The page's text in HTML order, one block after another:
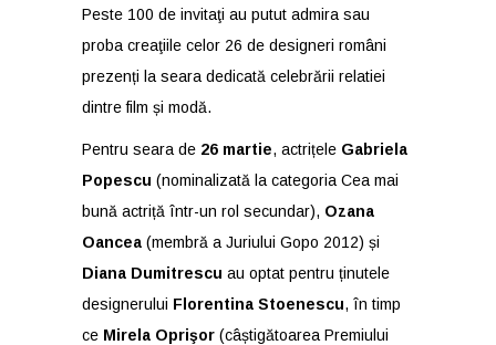
Peste 100 de invitaţi au putut admira sau
proba creaţiile celor 26 de designeri români
prezenți la seara dedicată celebrării relatiei
dintre film și modă.
Pentru seara de 26 martie, actrițele Gabriela
Popescu (nominalizată la categoria Cea mai
bună actriță într-un rol secundar), Ozana
Oancea (membră a Juriului Gopo 2012) și
Diana Dumitrescu au optat pentru ținutele
designerului Florentina Stoenescu, în timp
ce Mirela Oprişor (câștigătoarea Premiului